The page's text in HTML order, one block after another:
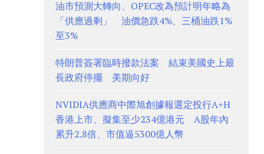
油市預測大轉向、OPEC改為預計明年略為
「供應過剩」 油價急跌4%、三桶油跌1%
至3%
特朗普簽署臨時撥款法案 結束美國史上最
長政府停擺 美期向好
NVIDIA供應商中際旭創據報選定投行A+H
香港上市、擬集至少234億港元 A股年內
累升2.8倍、市值逼5300億人幣